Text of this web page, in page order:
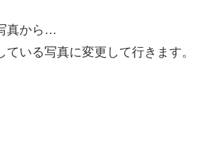
真から…
ている写真に変更して行きます。